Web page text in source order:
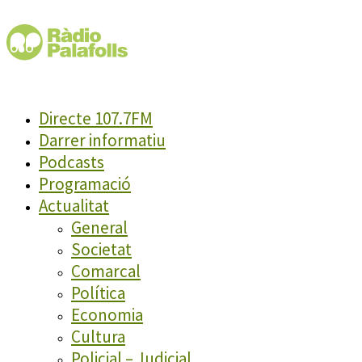
Directe 107.7FM
Darrer informatiu
Podcasts
Programació
Actualitat
General
Societat
Comarcal
Política
Economia
Cultura